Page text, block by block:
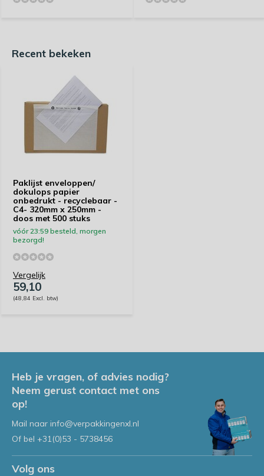
Recent bekeken
Paklijst enveloppen/
dokulops papier
onbedrukt - recyclebaar -
C4- 320mm x 250mm -
doos met 500 stuks
vóór 23:59 besteld, morgen
bezorgd!
Vergelijk
59,10
(48,84 Excl. btw)
Heb je vragen, of advies nodig?
Neem gerust contact met ons
op!
Mail naar info@verpakkingenxl.nl
Of bel +31(0)53 - 5738456
Volg ons